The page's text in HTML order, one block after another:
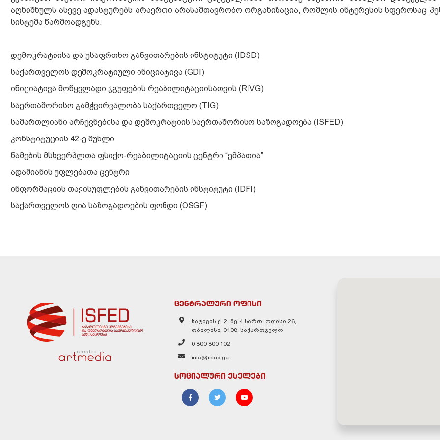
აღნიშნულს ასევე ადასტურებს არაერთი არასამთავრობო ორგანიზაცია, რომლის ინტერესის სფეროსაც
სისტემა წარმოადგენს.
დემოკრატიისა და უსაფრთხო განვითარების ინსტიტუტი (IDSD)
საქართველოს დემოკრატიული ინიციატივა (GDI)
ინიციატივა მოწყვლადი ჯგუფების რეაბილიტაციისათვის (RIVG)
საერთაშორისო გამჭვირვალობა საქართველო (TIG)
სამართლიანი არჩევნებისა და დემოკრატიის საერთაშორისო საზოგადოება (ISFED)
კონსტიტუციის 42-ე მუხლი
წამების მსხვერპლთა ფსიქო-რეაბილიტაციის ცენტრი “ემპათია”
ადამიანის უფლებათა ცენტრი
ინფორმაციის თავისუფლების განვითარების ინსტიტუტი (IDFI)
საქართველოს ღია საზოგადოების ფონდი (OSGF)
created
ცენტრალური ოფისი
სატივის ქ. 2, მე-4 სართ, ოფისი 26,
თბილისი, 0108, საქართველო
0 800 800 102
info@isfed.ge
სოციალური ქსელები